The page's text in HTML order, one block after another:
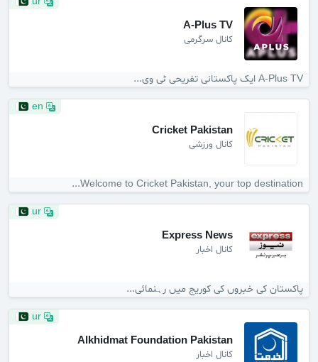
A-Plus TV
کانال سرگرمی
A-Plus TV ایک پاکستانی تفریحی ٹی وی...
Cricket Pakistan
کانال ورزشی
Welcome to Cricket Pakistan, your top destination...
Express News
کانال اخبار
پاکستان کی خبروں کی کوریج میں رہنمائی...
Alkhidmat Foundation Pakistan
کانال اخبار